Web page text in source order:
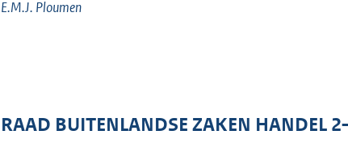
E.M.J. Ploumen
RAAD BUITENLANDSE ZAKEN HANDEL